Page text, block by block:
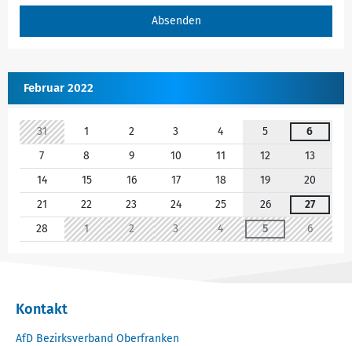
Februar 2022
31 1 2 3 4 5
6
7
8 9 10 11 12
13
14
15 16 17 18 19
20
21
22 23 24 25 26
27
28
1 2 3 4 5 6
Kontakt
AfD Bezirksverband Oberfranken